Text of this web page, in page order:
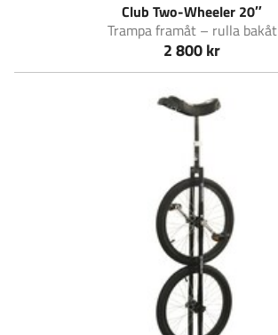
Club Two-Wheeler 20″
Trampa framåt – rulla bakåt
2 800 kr